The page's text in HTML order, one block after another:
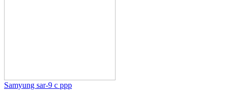
Samyung sar-9 с ppp